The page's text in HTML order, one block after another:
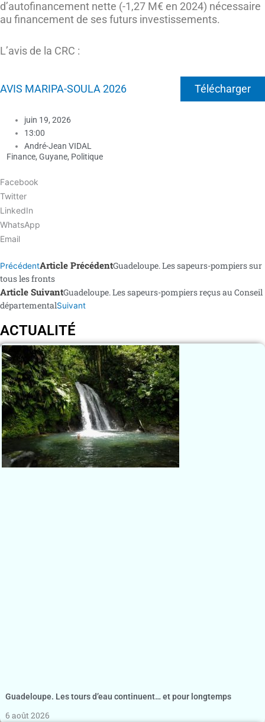
d’autofinancement nette (-1,27 M€ en 2024) nécessaire
au financement de ses futurs investissements.
L’avis de la CRC :
AVIS MARIPA-SOULA 2026 Télécharger
juin 19, 2026
13:00
André-Jean VIDAL
Finance, Guyane, Politique
Facebook
Twitter
LinkedIn
WhatsApp
Email
PrécédentArticle PrécédentGuadeloupe. Les sapeurs-pompiers sur
tous les fronts
Article SuivantGuadeloupe. Les sapeurs-pompiers reçus au Conseil
départementalSuivant
ACTUALITÉ
Guadeloupe. Les tours d’eau continuent… et pour longtemps
6 août 2026